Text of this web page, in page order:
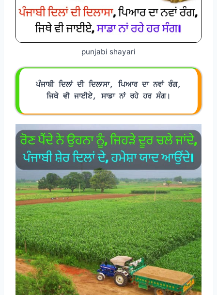
punjabi shayari
ਪੰਜਾਬੀ ਦਿਲਾਂ ਦੀ ਦਿਲਾਸਾ, ਪਿਆਰ ਦਾ ਨਵਾਂ ਰੰਗ,
ਜਿਥੇ ਵੀ ਜਾਈਏ, ਸਾਡਾ ਨਾਂ ਰਹੇ ਹਰ ਸੰਗ।